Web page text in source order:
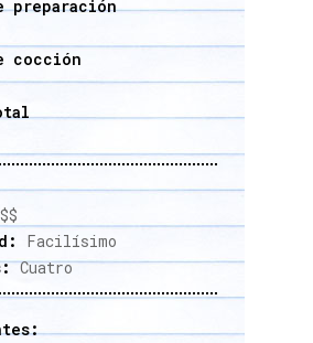
preparación
cocción
Facilísimo
Cuatro